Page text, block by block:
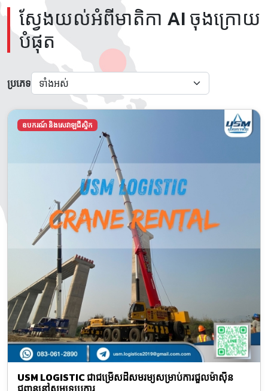
ស្វែងយល់អំពីមាតិកា AI ចុងក្រោយ
បំផុត
ប្រភេទ
ឧបករណ៍ និងសេវាឡជីស្ទិក
USM LOGISTIC ជាជម្រើសដ៏សមរម្យសម្រាប់ការជួលម៉ាស៊ីន